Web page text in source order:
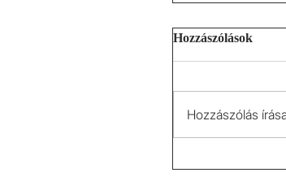
Hozzászólások
Hozzászólás